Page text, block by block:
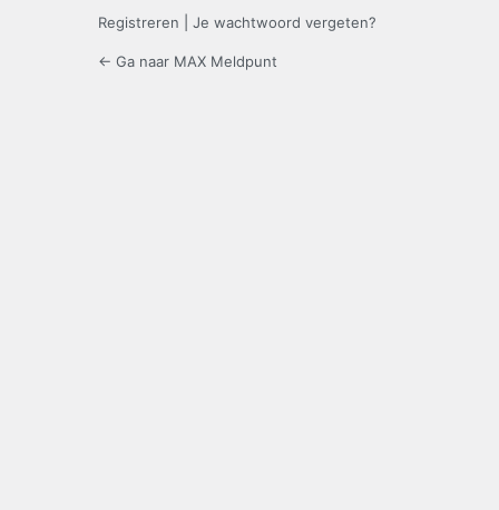
Registreren Je wachtwoord vergeten?
← Ga naar MAX Meldpunt